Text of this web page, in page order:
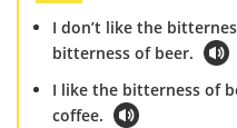
I don’t like the
bitterness of beer.
I like the bitterness of
coffee.